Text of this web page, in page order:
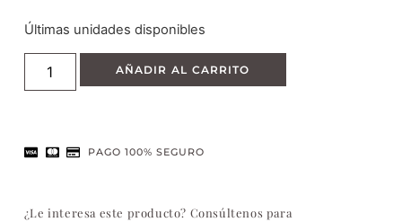
Últimas unidades disponibles
AÑADIR AL CARRITO
PAGO 100% SEGURO
¿Le interesa este producto? Consúltenos para